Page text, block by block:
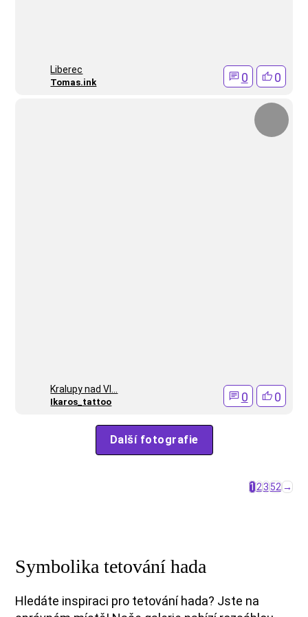
Liberec
Tomas.ink 0 0
Kralupy nad Vl...
Ikaros_tattoo 0 0
Další fotografie
123 52 →
Symbolika tetování hada
Hledáte inspiraci pro tetování hada? Jste na